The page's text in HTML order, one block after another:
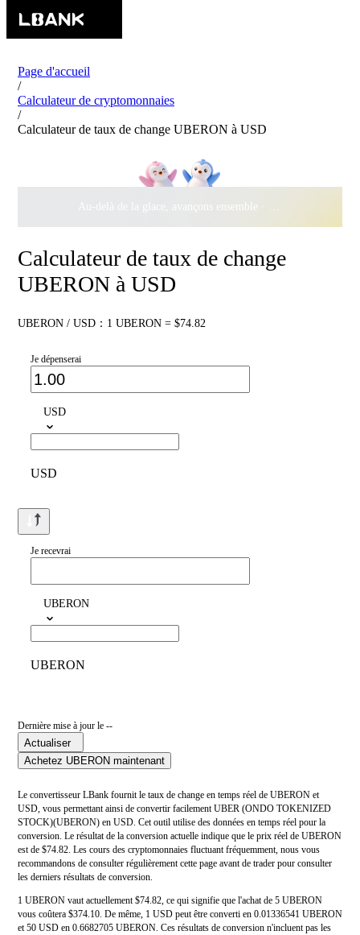
Page d'accueil
/
Calculateur de cryptomonnaies
/
Calculateur de taux de change UBERON à USD
Au-delà de la glace, avançons ensemble ·
500 000 $
Calculateur de taux de change
UBERON à USD
UBERON / USD：1 UBERON = $74.82
Je dépenserai
USD
USD
Je recevrai
UBERON
UBERON
Dernière mise à jour le --
Actualiser
Achetez UBERON maintenant
Le convertisseur LBank fournit le taux de change en temps réel de UBERON et
USD, vous permettant ainsi de convertir facilement UBER (ONDO TOKENIZED
STOCK)(UBERON) en USD. Cet outil utilise des données en temps réel pour la
conversion. Le résultat de la conversion actuelle indique que le prix réel de UBERON
est de $74.82. Les cours des cryptomonnaies fluctuant fréquemment, nous vous
recommandons de consulter régulièrement cette page avant de trader pour consulter
les derniers résultats de conversion.
1 UBERON vaut actuellement $74.82, ce qui signifie que l'achat de 5 UBERON
vous coûtera $374.10. De même, 1 USD peut être converti en 0.01336541 UBERON
et 50 USD en 0.6682705 UBERON. Ces résultats de conversion n'incluent pas les